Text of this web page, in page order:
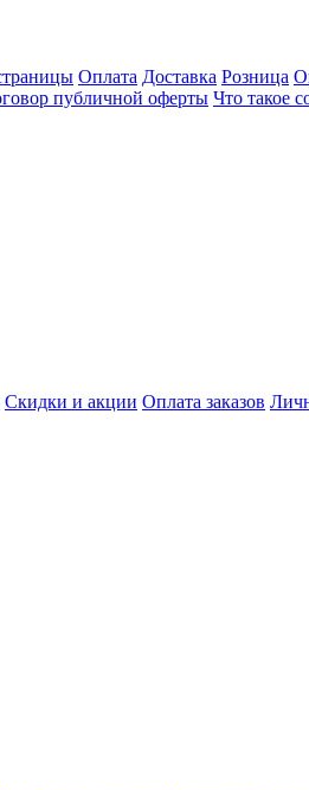
Оплата Доставка Розница
публичной оферты Что такое
Скидки и акции Оплата заказов